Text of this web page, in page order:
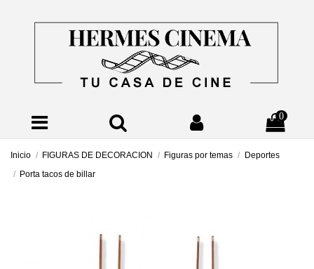
0
Inicio FIGURAS DE DECORACION Figuras por temas
Deportes
Porta tacos de billar